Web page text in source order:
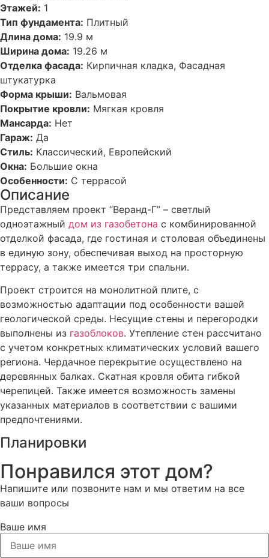
Этажей: 1
Тип фундамента: Плитный
Длина дома: 19.9 м
Ширина дома: 19.26 м
Отделка фасада: Кирпичная кладка, Фасадная
штукатурка
Форма крыши: Вальмовая
Покрытие кровли: Мягкая кровля
Мансарда: Нет
Гараж: Да
Стиль: Классический, Европейский
Окна: Большие окна
Особенности: С террасой
Описание
Представляем проект “Веранд-Г” – светлый
одноэтажный дом из газобетона с комбинированной
отделкой фасада, где гостиная и столовая объединены
в единую зону, обеспечивая выход на просторную
террасу, а также имеется три спальни.
Проект строится на монолитной плите, с
возможностью адаптации под особенности вашей
геологической среды. Несущие стены и перегородки
выполнены из газоблоков. Утепление стен рассчитано
с учетом конкретных климатических условий вашего
региона. Чердачное перекрытие осуществлено на
деревянных балках. Скатная кровля обита гибкой
черепицей. Также имеется возможность замены
указанных материалов в соответствии с вашими
предпочтениями.
Планировки
Понравился этот дом?
Напишите или позвоните нам и мы ответим на все
ваши вопросы
Ваше имя